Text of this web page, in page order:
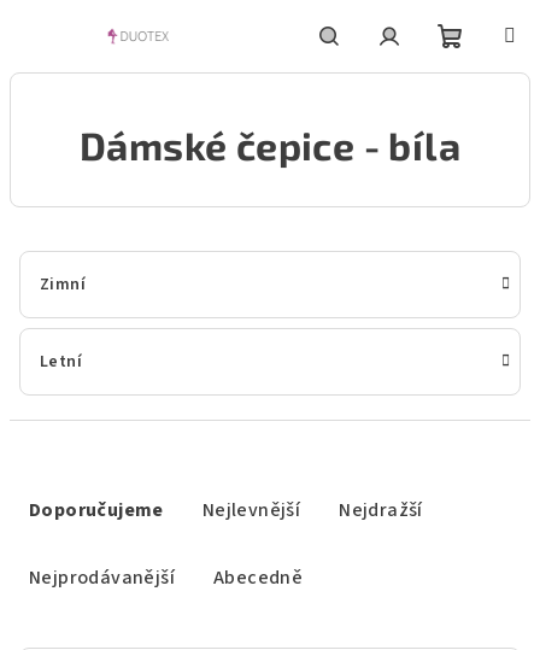
HledatPřihlášeníNákupní
košík
Dámské čepice - bíla
Zimní
Letní
Doporučujeme Nejlevnější Nejdražší
Nejprodávanější Abecedně